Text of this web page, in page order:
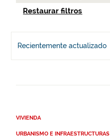
Restaurar filtros
Recientemente actualizado
VIVIENDA
URBANISMO E INFRAESTRUCTURAS